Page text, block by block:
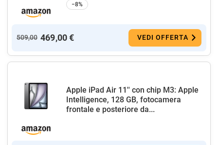
−8%
509,00 469,00 € VEDI OFFERTA
Apple iPad Air 11'' con chip M3: Apple
Intelligence, 128 GB, fotocamera
frontale e posteriore da...